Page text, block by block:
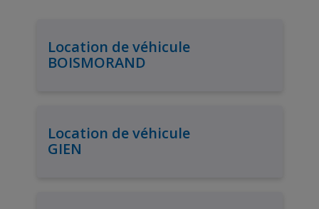
Location de véhicule
BOISMORAND
Location de véhicule
GIEN